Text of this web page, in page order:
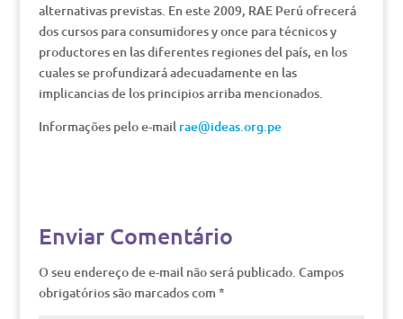
alternativas previstas. En este 2009, RAE Perú ofrecerá
dos cursos para consumidores y once para técnicos y
productores en las diferentes regiones del país, en los
cuales se profundizará adecuadamente en las
implicancias de los principios arriba mencionados.
Informações pelo e-mail rae@ideas.org.pe
Enviar Comentário
O seu endereço de e-mail não será publicado. Campos
obrigatórios são marcados com *